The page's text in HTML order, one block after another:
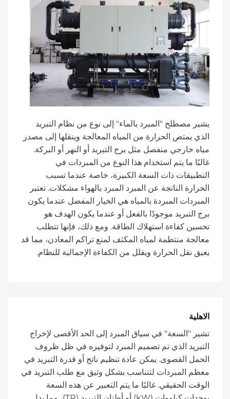
يشير مصطلح "المبرد بالماء" إلى نوع من نظام التبريد
الذي يمتص الحرارة من المياه المعالجة وينقلها إلى مصدر
مياه خارجي منفصل مثل برج التبريد أو النهر أو البركة.
غالبًا ما يتم استخدام هذا النوع من المبردات في
التطبيقات ذات السعة الكبيرة، خاصة عندما تسبب
الحرارة الناتجة عن المبرد المبرد بالهواء مشكلات. تعتبر
المبردات المبردة بالمياه هي الخيار المفضل عندما يكون
برج التبريد موجودًا بالفعل أو عندما يكون الهدف هو
تحسين كفاءة استهلاك الطاقة. ومع ذلك، فإنها تتطلب
معالجة منتظمة لمياه المكثف لمنع تراكم المعادن، مما قد
يعيق نقل الحرارة ويقلل من الكفاءة الإجمالية للنظام.
الاهلية
تشير "السعة" في سياق المبرد إلى الحد الأقصى لإخراج
التبريد الذي تم تصميم المبرد لتوفيره في ظل ظروف
الحمل القصوى. يمكن عادة تنظيم ناتج أو قدرة التبريد في
معظم المبردات لتتناسب بشكل وثيق مع طلب التبريد في
الوقت الحقيقي. غالبًا ما يتم التعبير عن هذه السعة